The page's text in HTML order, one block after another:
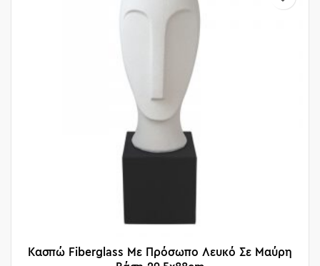
Κασπώ Fiberglass Με Πρόσωπο Λευκό Σε Μαύρη